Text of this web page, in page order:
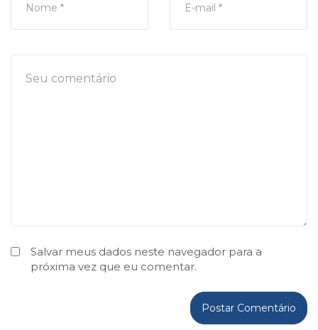
Salvar meus dados neste navegador para a
próxima vez que eu comentar.